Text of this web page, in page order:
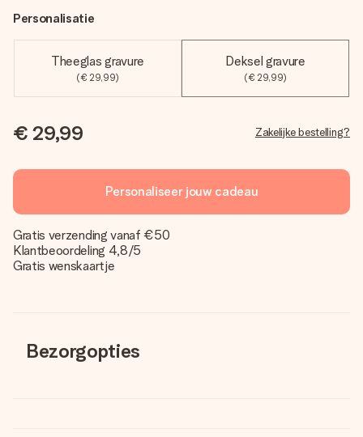
Personalisatie
Theeglas gravure
(€ 29,99)
Deksel gravure
(€ 29,99)
€ 29,99 Zakelijke bestelling?
Personaliseer jouw cadeau
Gratis verzending vanaf €50
Klantbeoordeling 4,8/5
Gratis wenskaartje
Bezorgopties